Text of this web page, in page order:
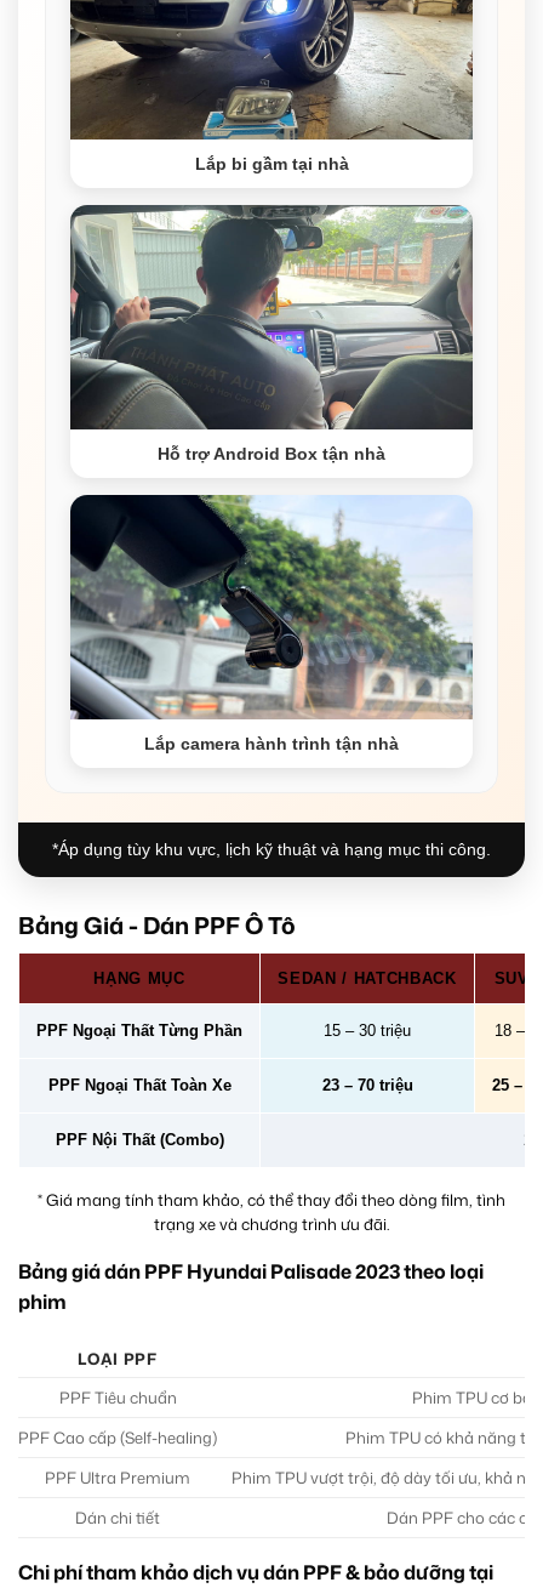
Lắp bi gầm tại nhà
Hỗ trợ Android Box tận nhà
Lắp camera hành trình tận nhà
*Áp dụng tùy khu vực, lịch kỹ thuật và hạng mục thi công.
Bảng Giá - Dán PPF Ô Tô
HẠNG MỤC SEDAN / HATCHBACK SUV
PPF Ngoại Thất Từng Phần 15 – 30 triệu 18 –
PPF Ngoại Thất Toàn Xe 23 – 70 triệu 25 –
PPF Nội Thất (Combo)
* Giá mang tính tham khảo, có thể thay đổi theo dòng film, tình
trạng xe và chương trình ưu đãi.
Bảng giá dán PPF Hyundai Palisade 2023 theo loại
phim
LOẠI PPF
PPF Tiêu chuẩn
Phim TPU cơ
PPF Cao cấp (Self-healing)
Phim TPU có khả năng
PPF Ultra Premium
Phim TPU vượt trội, độ dày tối ưu, khả
Dán chi tiết
Dán PPF cho các
Chi phí tham khảo dịch vụ dán PPF & bảo dưỡng tại